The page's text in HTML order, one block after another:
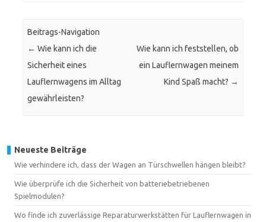
Beitrags-Navigation
← Wie kann ich die
Sicherheit eines
Lauflernwagens im Alltag
gewährleisten?
Wie kann ich feststellen, ob
ein Lauflernwagen meinem
Kind Spaß macht? →
Neueste Beiträge
Wie verhindere ich, dass der Wagen an Türschwellen hängen bleibt?
Wie überprüfe ich die Sicherheit von batteriebetriebenen
Spielmodulen?
Wo finde ich zuverlässige Reparaturwerkstätten für Lauflernwagen in